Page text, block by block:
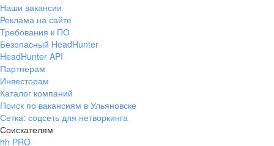
Наши вакансии
Реклама на сайте
Требования к ПО
Безопасный HeadHunter
HeadHunter API
Партнерам
Инвесторам
Каталог компаний
Поиск по вакансиям в Ульяновске
Сетка: соцсеть для нетворкинга
Соискателям
hh PRO